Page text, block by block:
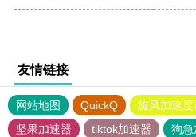
友情链接
网站地图 QuickQ 旋风加速度
坚果加速器
tiktok加速器
狗急